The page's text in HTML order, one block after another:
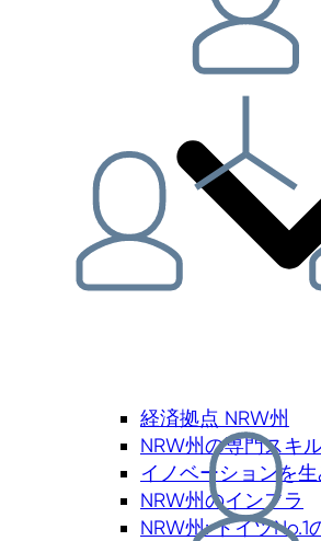
経済拠点 NRW州
NRW州の専門スキ
イノベーションを
NRW州のインフラ
NRW州: ドイツNo.1